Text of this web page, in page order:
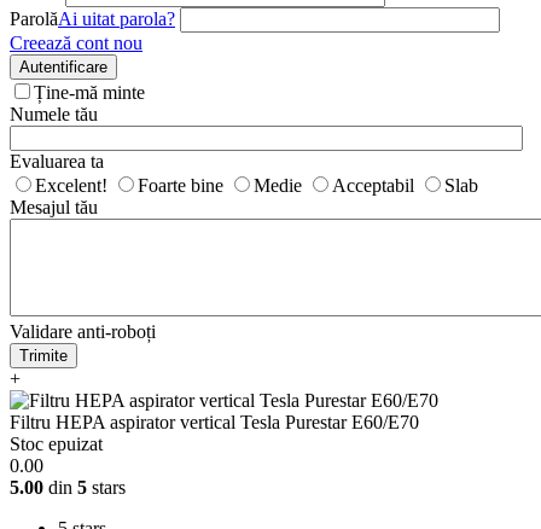
ParolăAi uitat parola?
Creează cont nou
Autentificare
Ține-mă minte
Numele tău
Evaluarea ta
Excelent!
Foarte bine Medie Acceptabil
Slab
Mesajul tău
Validare anti-roboți
Trimite
+
Filtru HEPA aspirator vertical Tesla Purestar E60/E70
Stoc epuizat
0.00
5.00 din 5 stars